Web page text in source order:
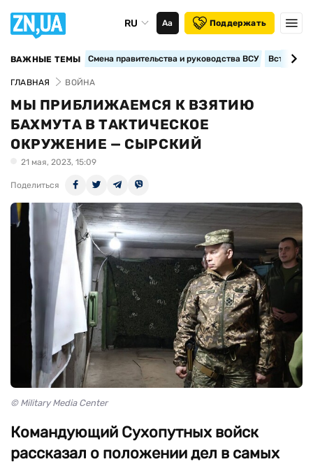
RU Аа Поддержать
ВАЖНЫЕ ТЕМЫ Смена правительства и руководства ВСУ
ГЛАВНАЯ ВОЙНА
МЫ ПРИБЛИЖАЕМСЯ К ВЗЯТИЮ
БАХМУТА В ТАКТИЧЕСКОЕ
ОКРУЖЕНИЕ — СЫРСКИЙ
21 мая, 2023, 15:09
Поделиться
© Military Media Center
Командующий Сухопутных войск
рассказал о положении дел в самых